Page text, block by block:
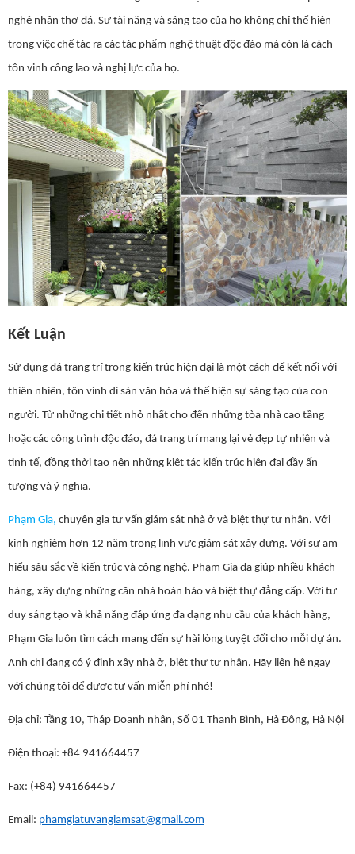
nghệ nhân thợ đá. Sự tài năng và sáng tạo của họ không chỉ thể hiện
trong việc chế tác ra các tác phẩm nghệ thuật độc đáo mà còn là cách
tôn vinh công lao và nghị lực của họ.
Kết Luận
Sử dụng đá trang trí trong kiến trúc hiện đại là một cách để kết nối với
thiên nhiên, tôn vinh di sản văn hóa và thể hiện sự sáng tạo của con
người. Từ những chi tiết nhỏ nhất cho đến những tòa nhà cao tầng
hoặc các công trình độc đáo, đá trang trí mang lại vẻ đẹp tự nhiên và
tinh tế, đồng thời tạo nên những kiệt tác kiến trúc hiện đại đầy ấn
tượng và ý nghĩa.
Phạm Gia, chuyên gia tư vấn giám sát nhà ở và biệt thự tư nhân. Với
kinh nghiệm hơn 12 năm trong lĩnh vực giám sát xây dựng. Với sự am
hiểu sâu sắc về kiến trúc và công nghệ. Phạm Gia đã giúp nhiều khách
hàng, xây dựng những căn nhà hoàn hảo và biệt thự đẳng cấp. Với tư
duy sáng tạo và khả năng đáp ứng đa dạng nhu cầu của khách hàng,
Phạm Gia luôn tìm cách mang đến sự hài lòng tuyệt đối cho mỗi dự án.
Anh chị đang có ý định xây nhà ở, biệt thự tư nhân. Hãy liên hệ ngay
với chúng tôi để được tư vấn miễn phí nhé!
Địa chỉ: Tầng 10, Tháp Doanh nhân, Số 01 Thanh Bình, Hà Đông, Hà Nội
Điện thoại: +84 941664457
Fax: (+84) 941664457
Email: phamgiatuvangiamsat@gmail.com